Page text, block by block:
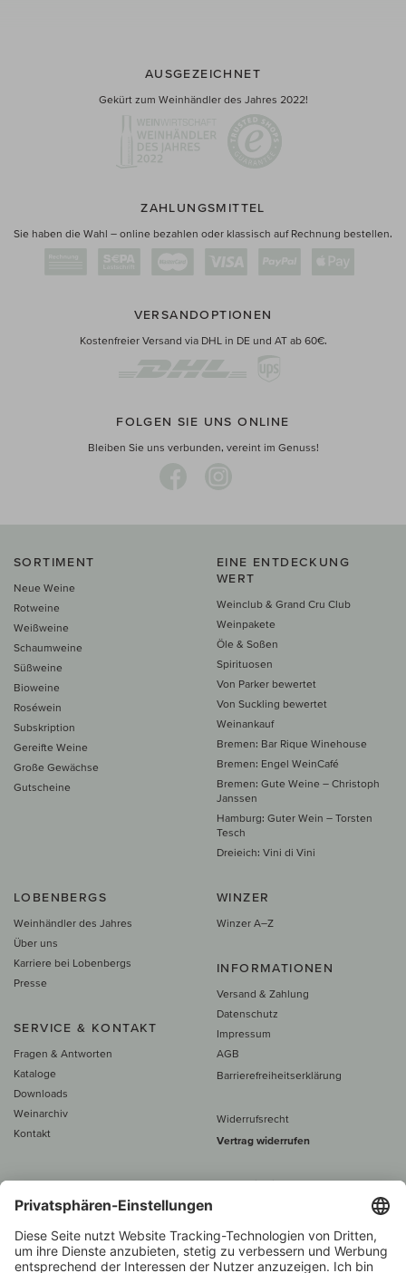
AUSGEZEICHNET
Gekürt zum Weinhändler des Jahres 2022!
ZAHLUNGSMITTEL
Sie haben die Wahl – online bezahlen oder klassisch auf Rechnung bestellen.
VERSANDOPTIONEN
Kostenfreier Versand via DHL in DE und AT ab 60€.
FOLGEN SIE UNS ONLINE
Bleiben Sie uns verbunden, vereint im Genuss!
SORTIMENT
Neue Weine
Rotweine
Weißweine
Schaumweine
Süßweine
Bioweine
Roséwein
Subskription
Gereifte Weine
Große Gewächse
Gutscheine
EINE ENTDECKUNG
WERT
Weinclub & Grand Cru Club
Weinpakete
Öle & Soßen
Spirituosen
Von Parker bewertet
Von Suckling bewertet
Weinankauf
Bremen: Bar Rique Winehouse
Bremen: Engel WeinCafé
Bremen: Gute Weine – Christoph
Janssen
Hamburg: Guter Wein – Torsten
Tesch
Dreieich: Vini di Vini
LOBENBERGS
Weinhändler des Jahres
Über uns
Karriere bei Lobenbergs
Presse
SERVICE & KONTAKT
Fragen & Antworten
Kataloge
Downloads
Weinarchiv
Kontakt
WINZER
Winzer A–Z
INFORMATIONEN
Versand & Zahlung
Datenschutz
Impressum
AGB
Barrierefreiheitserklärung
Widerrufsrecht
Vertrag widerrufen
Alle Preise inkl. MwSt., zzgl. 5 €
60 € versand­kosten­